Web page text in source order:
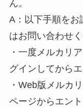
ん。
A：以下手順をお
はお問い合わせく
・一度メルカリ
グインしてから
・Web版メルカ
ページからエン